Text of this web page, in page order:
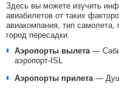
Здесь вы можете изучить
авиабилетов от таких
авиакомпания, тип
город пересадки.
Аэропорты вылета —
аэропорт-ISL
Аэропорты прилета —